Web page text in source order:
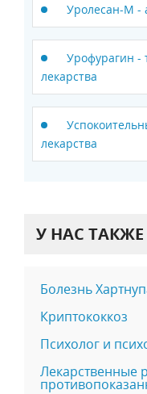
Уролесан-М -
Урофурагин -
лекарства
лекарства
У НАС
Болезнь
Криптококкоз
Психолог и
Лекарственные